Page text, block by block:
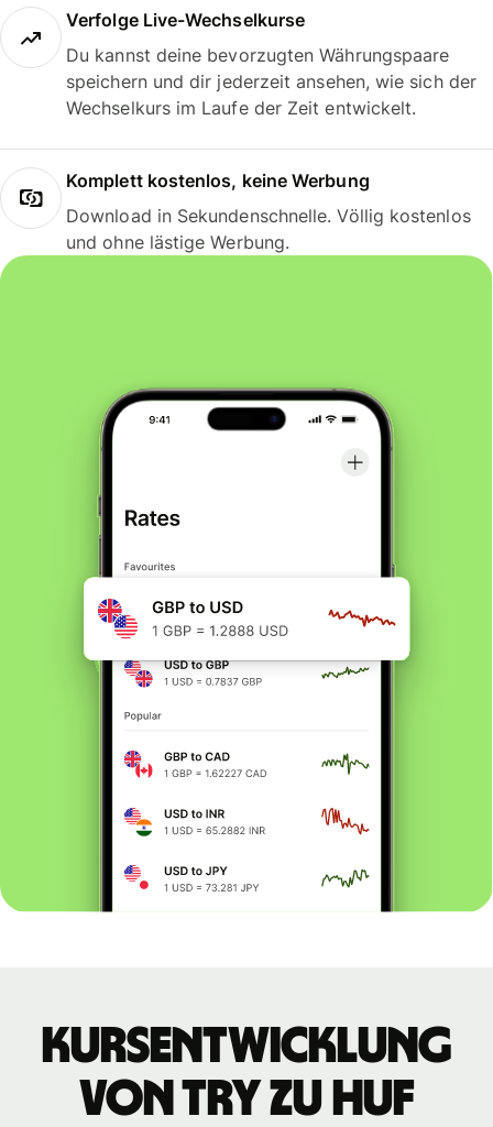
Verfolge Live-Wechselkurse
Du kannst deine bevorzugten Währungspaare
speichern und dir jederzeit ansehen, wie sich der
Wechselkurs im Laufe der Zeit entwickelt.
Komplett kostenlos, keine Werbung
Download in Sekundenschnelle. Völlig kostenlos
und ohne lästige Werbung.
Kursentwicklung
von TRY zu HUF